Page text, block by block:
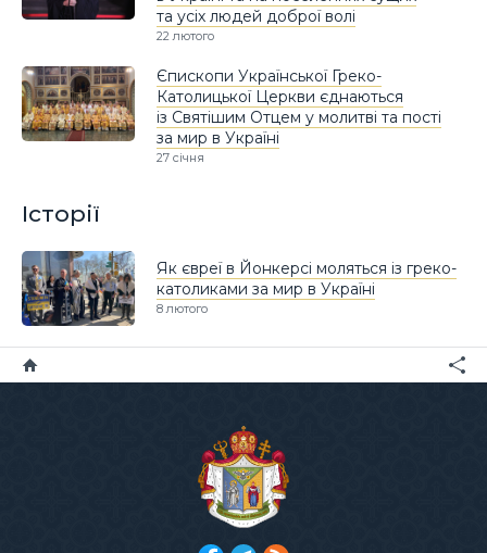
та усіх людей доброї волі
22 лютого
Єпископи Української Греко-
Католицької Церкви єднаються
із Святішим Отцем у молитві та пості
за мир в Україні
27 січня
Історії
Як євреї в Йонкерсі моляться із греко-
католиками за мир в Україні
8 лютого